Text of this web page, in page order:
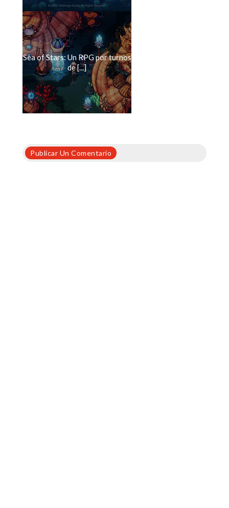
Sea of Stars: Un RPG por turnos
de [...]
Publicar Un Comentario